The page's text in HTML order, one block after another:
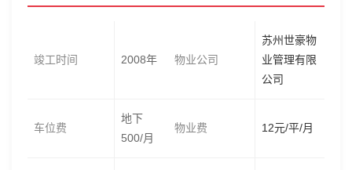
竣工时间 2008年 物业公司
苏州世豪物
业管理有限
公司
车位费
地下
500/月
物业费 12元/平/月